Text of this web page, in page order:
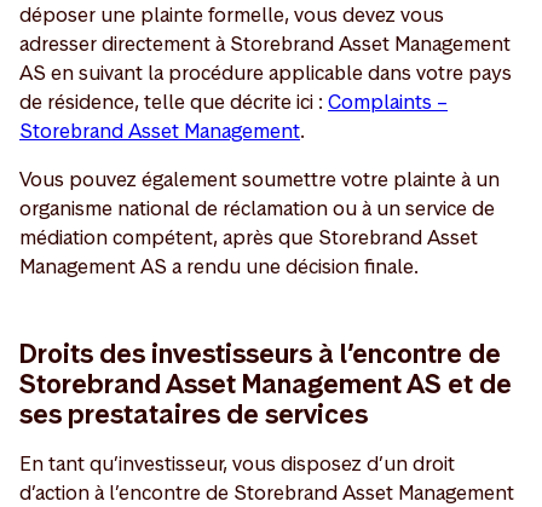
déposer une plainte formelle, vous devez vous
adresser directement à Storebrand Asset Management
AS en suivant la procédure applicable dans votre pays
de résidence, telle que décrite ici : Complaints –
Storebrand Asset Management.
Vous pouvez également soumettre votre plainte à un
organisme national de réclamation ou à un service de
médiation compétent, après que Storebrand Asset
Management AS a rendu une décision finale.
Droits des investisseurs à l’encontre de
Storebrand Asset Management AS et de
ses prestataires de services
En tant qu’investisseur, vous disposez d’un droit
d’action à l’encontre de Storebrand Asset Management